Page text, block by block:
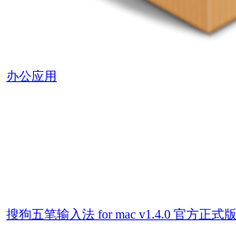
办公应用
搜狗五笔输入法 for mac v1.4.0 官方正式版